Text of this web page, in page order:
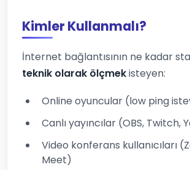
Kimler Kullanmalı?
İnternet bağlantısının ne kadar
teknik olarak ölçmekisteyen:
Online oyuncular (low ping
Canlı yayıncılar (OBS, Twitch,
Video konferans kullanıcıları
Meet)